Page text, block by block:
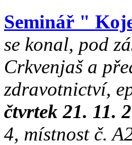
Seminář "
se konal, pod
Crkvenjaš a
zdravotnictví,
čtvrtek 21. 11.
4, místnost č.